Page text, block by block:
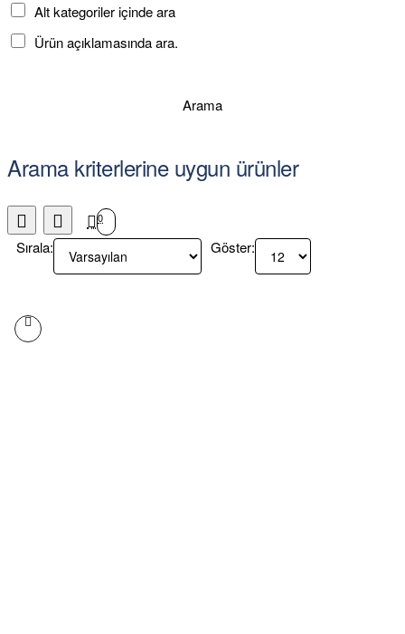
Alt kategoriler içinde ara
Ürün açıklamasında ara.
Arama
Arama kriterlerine uygun ürünler
0
Sırala: Göster: